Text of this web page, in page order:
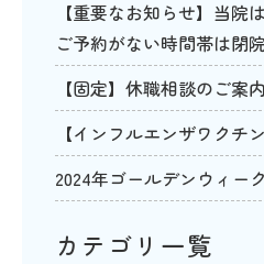
【重要なお知らせ】当院
ご予約がない時間帯は閉
【固定】休職相談のご案
【インフルエンザワクチ
2024年ゴールデンウィー
カテゴリ一覧